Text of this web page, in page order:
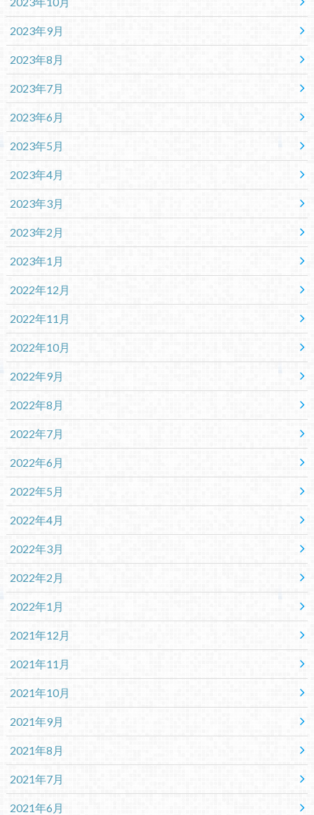
2023年9月
2023年8月
2023年7月
2023年6月
2023年5月
2023年4月
2023年3月
2023年2月
2023年1月
2022年12月
2022年11月
2022年10月
2022年9月
2022年8月
2022年7月
2022年6月
2022年5月
2022年4月
2022年3月
2022年2月
2022年1月
2021年12月
2021年11月
2021年10月
2021年9月
2021年8月
2021年7月
2021年6月